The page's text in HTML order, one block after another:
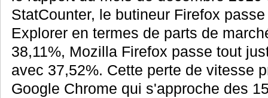
StatCounter, le butineur Firefox
Explorer en termes de parts de
38,11%, Mozilla Firefox passe tout
avec 37,52%. Cette perte de vitesse
Google Chrome qui s'approche des